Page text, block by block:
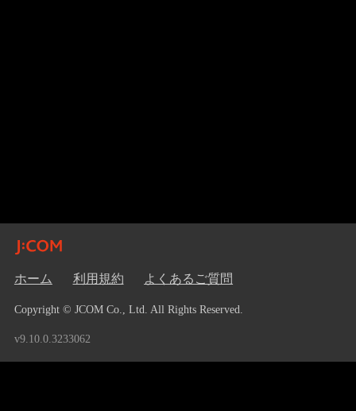
ホーム 利用規約 よくあるご質問
Copyright © JCOM Co., Ltd. All Rights Reserved.
v9.10.0.3233062